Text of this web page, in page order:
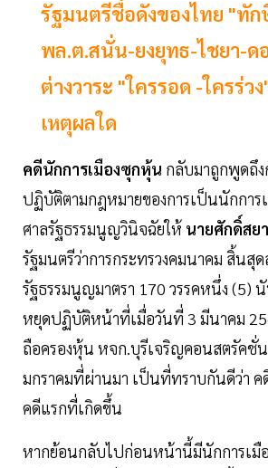
รัฐมนตรีชื่อดังของไทย "ทั
พล.ต.สนั่น-ยงยุทธ-ไชยา-ด
ต่างวาระ "ใครรอด -ใครร่ว
เหตุผลใด
คดีนักการเมืองซุกหุ้น กลับมาถูกพูดถึง
ปฏิบัติตามกฎหมายของการเป็นนักการ
ศาลรัฐธรรมนูญวินิจฉัยให้ นายศักดิ์สย
รัฐมนตรีว่าการกระทรวงคมนาคม สิ้นสุด
รัฐธรรมนูญมาตรา 170 วรรคหนึ่ง (5)
หยุดปฏิบัติหน้าที่เมื่อวันที่ 3 มีนาคม
ถือครองหุ้น หจก.บุรีเจริญคอนสตรัคชั่
มกราคมที่ผ่านมา เป็นที่ทราบกันดีว่า
คดีแรกที่เกิดขึ้น
หากย้อนกลับไปก่อนหน้านี้มีนักการเมื